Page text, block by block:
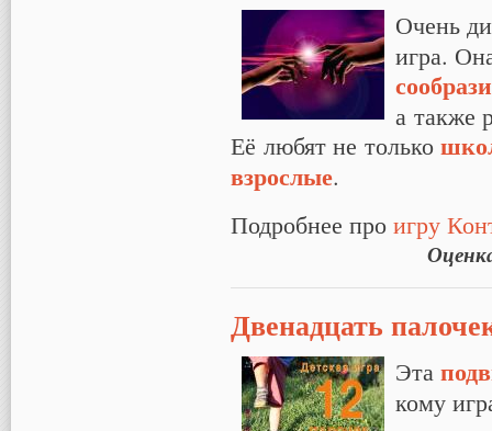
Очень
игра.
а также
Её любят не только
взрослые.
Подробнее про игру
Двенадцать
Эта
кому